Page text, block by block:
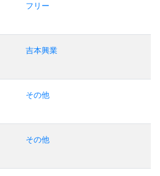
フリー
吉本興業
その他
その他